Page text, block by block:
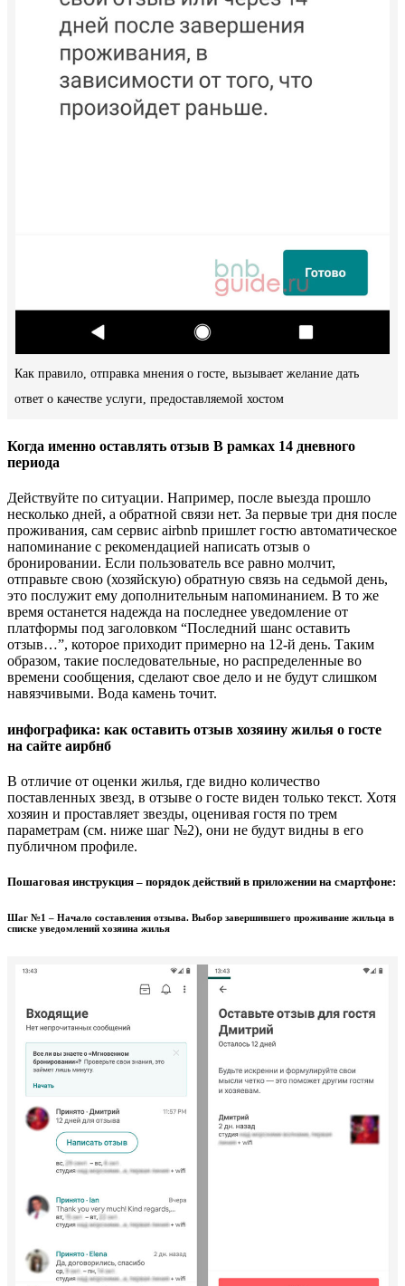
Как правило, отправка мнения о госте, вызывает желание дать
ответ о качестве услуги, предоставляемой хостом
Когда именно оставлять отзыв В рамках 14 дневного
периода
Действуйте по ситуации. Например, после выезда прошло
несколько дней, а обратной связи нет. За первые три дня после
проживания, сам сервис airbnb пришлет гостю автоматическое
напоминание с рекомендацией написать отзыв о
бронировании. Если пользователь все равно молчит,
отправьте свою (хозяйскую) обратную связь на седьмой день,
это послужит ему дополнительным напоминанием. В то же
время останется надежда на последнее уведомление от
платформы под заголовком “Последний шанс оставить
отзыв…”, которое приходит примерно на 12-й день. Таким
образом, такие последовательные, но распределенные во
времени сообщения, сделают свое дело и не будут слишком
навязчивыми. Вода камень точит.
инфографика: как оставить отзыв хозяину жилья о госте
на сайте аирбнб
В отличие от оценки жилья, где видно количество
поставленных звезд, в отзыве о госте виден только текст. Хотя
хозяин и проставляет звезды, оценивая гостя по трем
параметрам (см. ниже шаг №2), они не будут видны в его
публичном профиле.
Пошаговая инструкция – порядок действий в приложении на смартфоне:
Шаг №1 – Начало составления отзыва. Выбор завершившего проживание жильца в
списке уведомлений хозяина жилья